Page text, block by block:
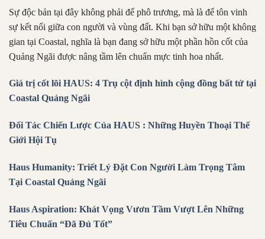
Sự độc bản tại đây không phải để phô trương, mà là để tôn vinh
sự kết nối giữa con người và vùng đất. Khi bạn sở hữu một không
gian tại Coastal, nghĩa là bạn đang sở hữu một phần hồn cốt của
Quảng Ngãi được nâng tầm lên chuẩn mực tinh hoa nhất.
Giá trị cốt lõi HAUS: 4 Trụ cột định hình cộng đồng bất tử tại
Coastal Quảng Ngãi
Đối Tác Chiến Lược Của HAUS : Những Huyền Thoại Thế
Giới Hội Tụ
Haus Humanity: Triết Lý Đặt Con Người Làm Trọng Tâm
Tại Coastal Quảng Ngãi
Haus Aspiration: Khát Vọng Vươn Tầm Vượt Lên Những
Tiêu Chuẩn “Đã Đủ Tốt”